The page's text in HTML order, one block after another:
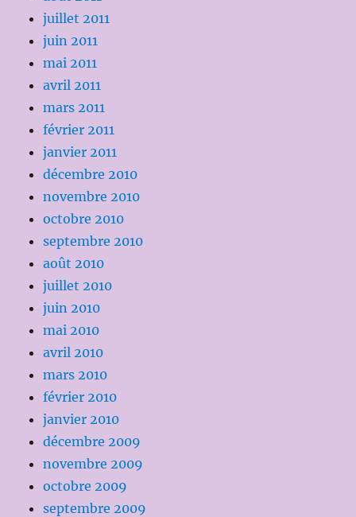
juillet 2011
juin 2011
mai 2011
avril 2011
mars 2011
février 2011
janvier 2011
décembre 2010
novembre 2010
octobre 2010
septembre 2010
août 2010
juillet 2010
juin 2010
mai 2010
avril 2010
mars 2010
février 2010
janvier 2010
décembre 2009
novembre 2009
octobre 2009
septembre 2009